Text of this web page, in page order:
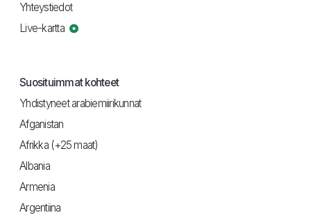
Yhteystiedot
Live-kartta
Suosituimmat kohteet
Yhdistyneet arabiemiirikunnat
Afganistan
Afrikka (+25 maat)
Albania
Armenia
Argentiina